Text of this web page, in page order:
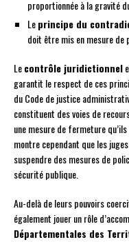
proportionnée à la gravité
Leprincipe du
doit être mis en mesure
Lecontrôle juridictionnel
garantit le respect de ces
du Code de justice
constituent des voies de
une mesure de fermeture
montre cependant que les
suspendre des mesures de
sécurité publique.
Au-delà de leurs pouvoirs
également jouer un rôle
Départementales des